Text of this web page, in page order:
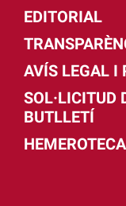
EDITORIAL
AVÍS LEGAL I
SOL·LICITUD
BUTLLETÍ
HEMEROTECA